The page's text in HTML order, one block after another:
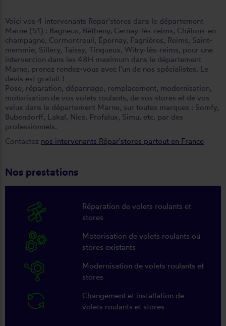
Voici vos 4 intervenants Repar'stores dans le département
Marne (51) : Bagneux, Bétheny, Cernay-lès-reims, Châlons-en-
champagne, Cormontreuil , Épernay, Fagnières, Reims, Saint-
memmie, Sillery, Taissy, Tinqueux, Witry-lès-reims, pour une
intervention dans les 48H maximum dans le département
Marne, prenez rendez-vous avec l'un de nos spécialistes. Le
devis est gratuit !
Pose, réparation, dépannage, remplacement, modernisation,
motorisation de vos volets roulants, de vos stores et de vos
velux dans le département Marne, sur toutes marques : Somfy,
Bubendorff, Lakal, Nice, Profalux, Simu, etc. par des
professionnels.
Contactez nos intervenants Répar'stores partout en France
Nos prestations
Réparation de volets roulants et
stores
Motorisation de volets roulants ou
stores existants
Modernisation de volets roulants et
stores
Changement et installation de
volets roulants et stores